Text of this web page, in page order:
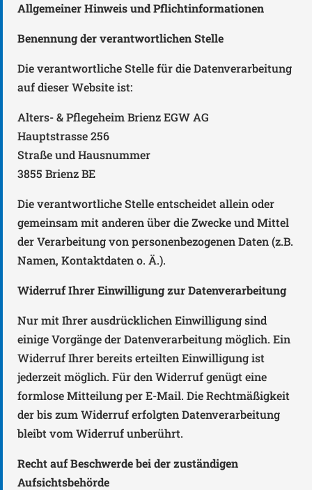
Allgemeiner Hinweis und Pflichtinformationen
Benennung der verantwortlichen Stelle
Die verantwortliche Stelle für die Datenverarbeitung
auf dieser Website ist:
Alters- & Pflegeheim Brienz EGW AG
Hauptstrasse 256
Straße und Hausnummer
3855 Brienz BE
Die verantwortliche Stelle entscheidet allein oder
gemeinsam mit anderen über die Zwecke und Mittel
der Verarbeitung von personenbezogenen Daten (z.B.
Namen, Kontaktdaten o. Ä.).
Widerruf Ihrer Einwilligung zur Datenverarbeitung
Nur mit Ihrer ausdrücklichen Einwilligung sind
einige Vorgänge der Datenverarbeitung möglich. Ein
Widerruf Ihrer bereits erteilten Einwilligung ist
jederzeit möglich. Für den Widerruf genügt eine
formlose Mitteilung per E-Mail. Die Rechtmäßigkeit
der bis zum Widerruf erfolgten Datenverarbeitung
bleibt vom Widerruf unberührt.
Recht auf Beschwerde bei der zuständigen
Aufsichtsbehörde